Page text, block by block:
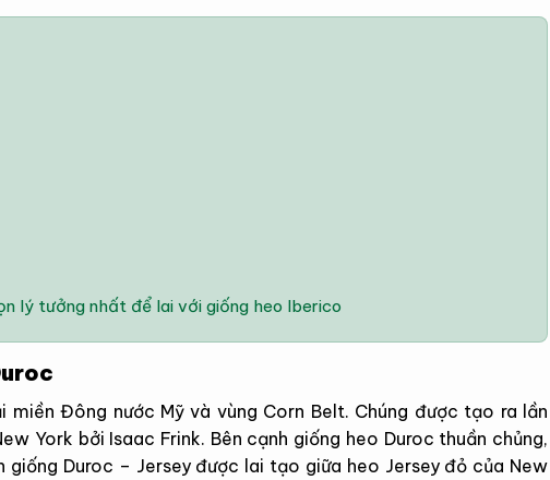
lý tưởng nhất để lai với giống heo Iberico
miền Đông nước Mỹ và vùng Corn Belt. Chúng được tạo ra lần
York bởi Isaac Frink. Bên cạnh giống heo Duroc thuần chủng,
Duroc – Jersey được lai tạo giữa heo Jersey đỏ của New